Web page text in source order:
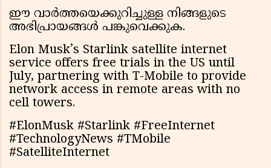
ഈ വാർത്തയെക്കുറിച്ചുള്ള നിങ്ങളുടെ
അഭിപ്രായങ്ങൾ പങ്കുവെക്കുക.
Elon Musk’s Starlink satellite internet
service offers free trials in the US until
July, partnering with T-Mobile to provide
network access in remote areas with no
cell towers.
#ElonMusk #Starlink #FreeInternet
#TechnologyNews #TMobile
#SatelliteInternet